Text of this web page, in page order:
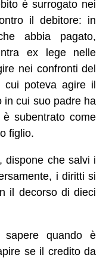
è surrogato nei
il debitore: in
abbia pagato,
ex lege nelle
nei confronti del
poteva agire il
in cui suo padre ha
subentrato come
figlio.
dispone che salvi i
i diritti si
il decorso di dieci
sapere quando è
se il credito da